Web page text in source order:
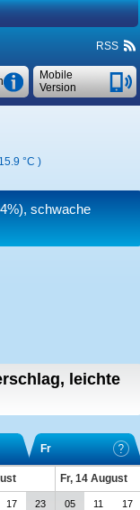
RSS
Mobile
Version
°C )
schwache
leichte
Fr
Fr, 14 August
17 23 05 11 17